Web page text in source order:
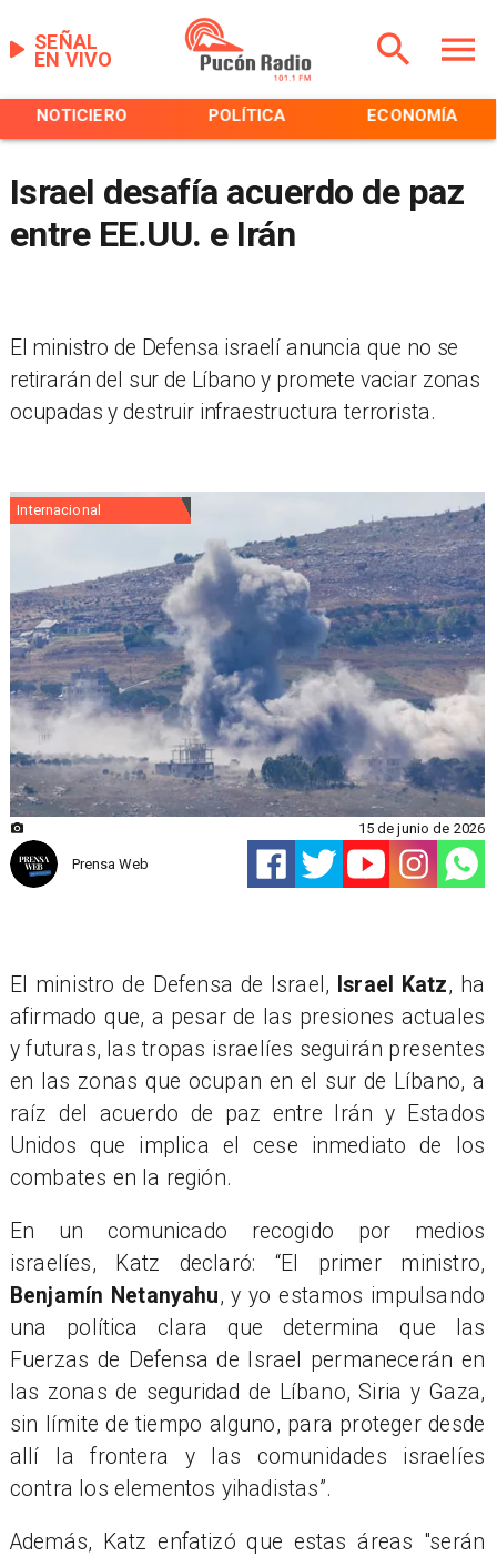
EN VIVO
SEÑAL
NOTICIERO POLÍTICA ECONOMÍA
Israel desafía acuerdo de paz
entre EE.UU. e Irán
El ministro de Defensa israelí anuncia que no se
retirarán del sur de Líbano y promete vaciar zonas
ocupadas y destruir infraestructura terrorista.
Internacional
Prensa Web
15 de junio de 2026
El ministro de Defensa de Israel, Israel Katz, ha
afirmado que, a pesar de las presiones actuales
y futuras, las tropas israelíes seguirán presentes
en las zonas que ocupan en el sur de Líbano, a
raíz del acuerdo de paz entre Irán y Estados
Unidos que implica el cese inmediato de los
combates en la región.
En un comunicado recogido por medios
israelíes, Katz declaró: “El primer ministro,
Benjamín Netanyahu, y yo estamos impulsando
una política clara que determina que las
Fuerzas de Defensa de Israel permanecerán en
las zonas de seguridad de Líbano, Siria y Gaza,
sin límite de tiempo alguno, para proteger desde
allí la frontera y las comunidades israelíes
contra los elementos yihadistas”.
Además, Katz enfatizó que estas áreas "serán